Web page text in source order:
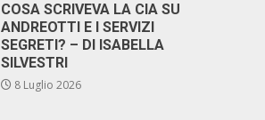
COSA SCRIVEVA LA CIA SU
ANDREOTTI E I SERVIZI
SEGRETI? – DI ISABELLA
SILVESTRI
8 Luglio 2026